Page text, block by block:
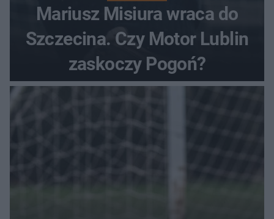
Mariusz Misiura wraca do
Szczecina. Czy Motor Lublin
zaskoczy Pogoń?